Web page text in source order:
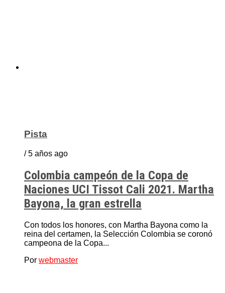
Pista
/ 5 años ago
Colombia campeón de la Copa de
Naciones UCI Tissot Cali 2021. Martha
Bayona, la gran estrella
Con todos los honores, con Martha Bayona como la
reina del certamen, la Selección Colombia se coronó
campeona de la Copa...
Por webmaster